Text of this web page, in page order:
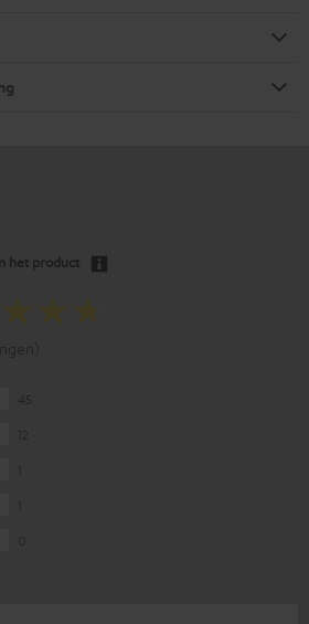
het product